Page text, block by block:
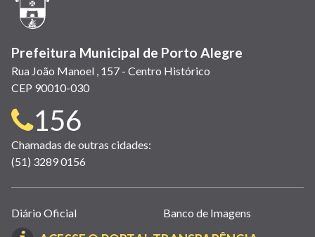
Prefeitura Municipal de Porto Alegre
Rua João Manoel , 157 - Centro Histórico
CEP 90010-030
Telefone
para
contato:
156
Chamadas de outras cidades:
(51) 3289 0156
Links
úteis
Diário Oficial Banco de Imagens